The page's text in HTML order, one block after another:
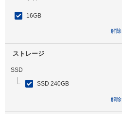
16GB
解除
ストレージ
SSD
SSD 240GB
解除